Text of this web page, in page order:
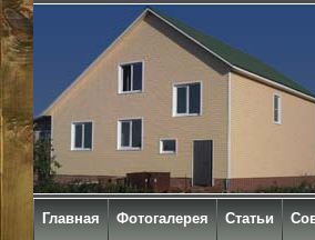
Главная Фотогалерея Статьи